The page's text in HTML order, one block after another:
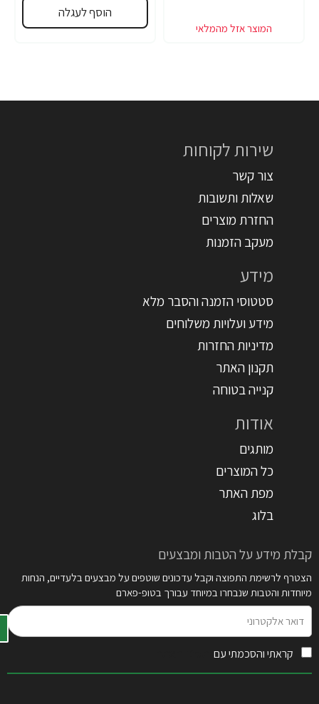
הוסף לעגלה
שירות לקוחות
צור קשר
שאלות ותשובות
החזרת מוצרים
מעקב הזמנות
מידע
סטטוסי הזמנה והסבר מלא
מידע ועלויות משלוחים
מדיניות החזרות
תקנון האתר
קנייה בטוחה
אודות
מותגים
כל המוצרים
מפת האתר
בלוג
קבלת מידע על הטבות ומבצעים
הצטרף לרשימת התפוצה וקבל עדכונים שוטפים על מבצעים בלעדיים, הנחות
מיוחדות והטבות שנבחרו במיוחד עבורך בטופ-פארם
אלקטרוני
קראתי והסכמתי עם